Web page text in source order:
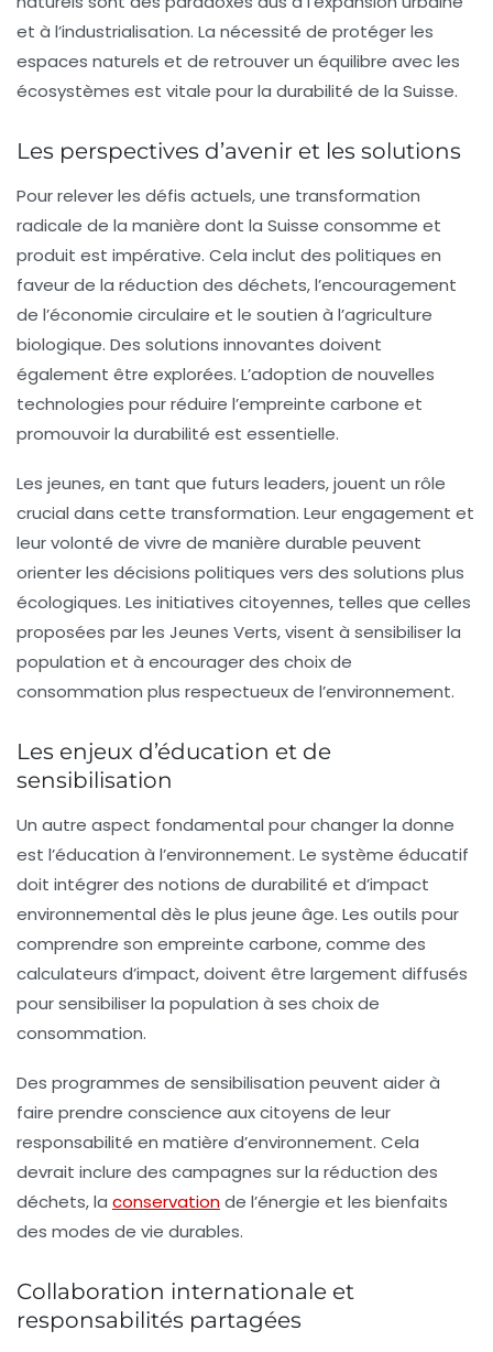
et à l’industrialisation. La nécessité de protéger les
espaces naturels et de retrouver un équilibre avec les
écosystèmes est vitale pour la durabilité de la Suisse.
Les perspectives d’avenir et les solutions
Pour relever les défis actuels, une transformation
radicale de la manière dont la Suisse consomme et
produit est impérative. Cela inclut des politiques en
faveur de la réduction des déchets, l’encouragement
de l’économie circulaire et le soutien à l’agriculture
biologique. Des solutions innovantes doivent
également être explorées. L’adoption de nouvelles
technologies pour réduire l’empreinte carbone et
promouvoir la durabilité est essentielle.
Les jeunes, en tant que futurs leaders, jouent un rôle
crucial dans cette transformation. Leur engagement et
leur volonté de vivre de manière durable peuvent
orienter les décisions politiques vers des solutions plus
écologiques. Les initiatives citoyennes, telles que celles
proposées par les Jeunes Verts, visent à sensibiliser la
population et à encourager des choix de
consommation plus respectueux de l’environnement.
Les enjeux d’éducation et de
sensibilisation
Un autre aspect fondamental pour changer la donne
est l’éducation à l’environnement. Le système éducatif
doit intégrer des notions de durabilité et d’impact
environnemental dès le plus jeune âge. Les outils pour
comprendre son empreinte carbone, comme des
calculateurs d’impact, doivent être largement diffusés
pour sensibiliser la population à ses choix de
consommation.
Des programmes de sensibilisation peuvent aider à
faire prendre conscience aux citoyens de leur
responsabilité en matière d’environnement. Cela
devrait inclure des campagnes sur la réduction des
déchets, la conservationde l’énergie et les bienfaits
des modes de vie durables.
Collaboration internationale et
responsabilités partagées